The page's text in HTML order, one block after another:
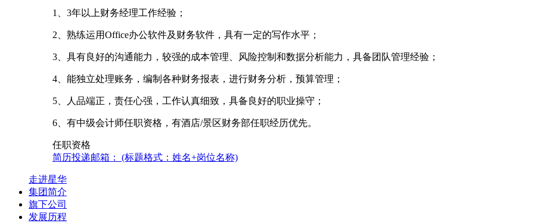
1、3年以上财务经理工作经验；
2、熟练运用Office办公软件及财务软件，具有一定的写作水平；
3、具有良好的沟通能力，较强的成本管理、风险控制和数据分析能力，具备团队管理经验；
4、能独立处理账务，编制各种财务报表，进行财务分析，预算管理；
5、人品端正，责任心强，工作认真细致，具备良好的职业操守；
6、有中级会计师任职资格，有酒店/景区财务部任职经历优先。
任职资格
简历投递邮箱： (标题格式：姓名+岗位名称)
走进星华
集团简介
旗下公司
发展历程